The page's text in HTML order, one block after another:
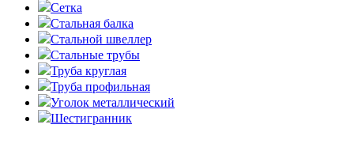
Сетка
Стальная балка
Стальной швеллер
Стальные трубы
Труба круглая
Труба профильная
Уголок металлический
Шестигранник